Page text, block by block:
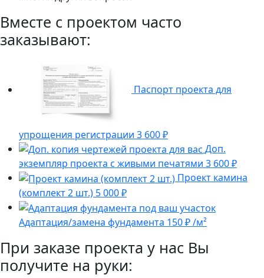
Вместе с проектом часто
заказывают:
Паспорт проекта для
упрощения регистрации 3 600 ₽
Доп.
экземпляр проекта с живыми печатями 3 600 ₽
Проект камина
(комплект 2 шт.) 5 000 ₽
Адаптация/замена фундамента 150 ₽ /м²
При заказе проекта у нас Вы
получите на руки: